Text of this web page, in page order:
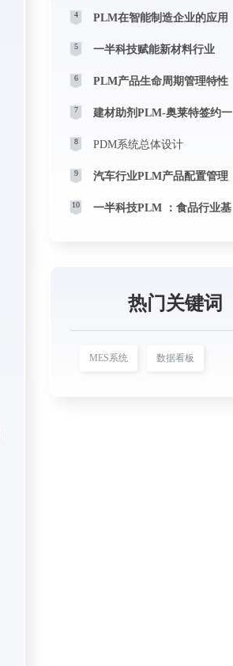
4 PLM在智能制造企业的应用
5 一半科技赋能新材料行业
6 PLM产品生命周期管理特性
7 建材助剂PLM-奥莱特签约一
8 PDM系统总体设计
9 汽车行业PLM产品配置管理
10 一半科技PLM ：食品行业基
热门关键词
MES系统 数据看板